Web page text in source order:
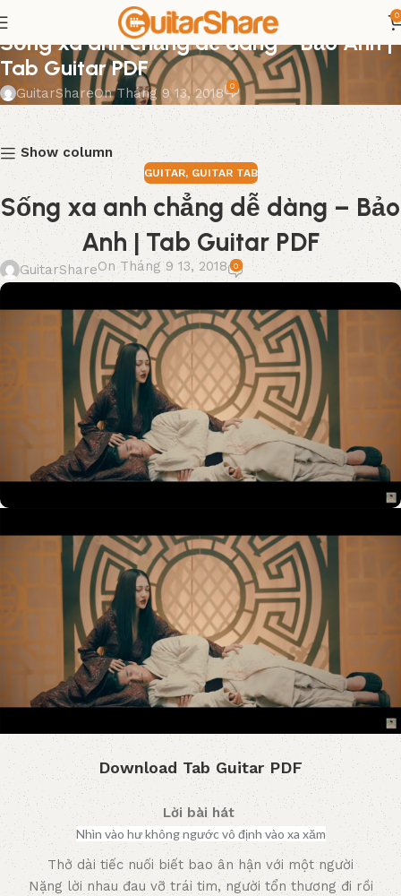
0
GUITAR
Sống xa anh chẳng dễ dàng – Bảo Anh |
Tab Guitar PDF
GuitarShareOn Tháng 9 13, 2018 0
Show column
GUITAR, GUITAR TAB
Sống xa anh chẳng dễ dàng – Bảo
Anh | Tab Guitar PDF
GuitarShareOn Tháng 9 13, 2018 0
Download Tab Guitar PDF
Lời bài hát
Nhìn vào hư không ngước vô định vào xa xăm
Thở dài tiếc nuối biết bao ân hận với một người
Nặng lời nhau đau vỡ trái tim, người tổn thương đi rồi